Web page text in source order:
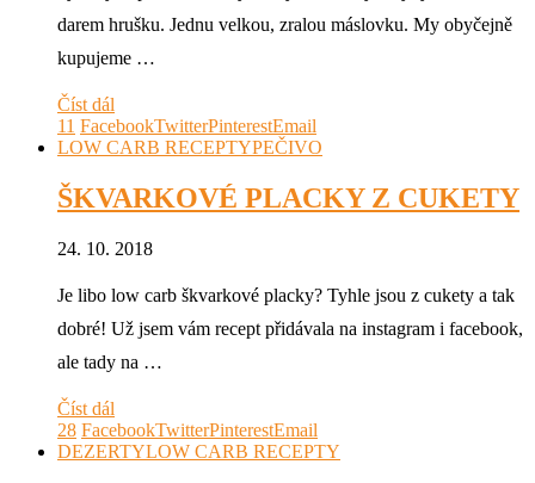
darem hrušku. Jednu velkou, zralou máslovku. My obyčejně
kupujeme …
Číst dál
11 FacebookTwitterPinterestEmail
LOW CARB RECEPTYPEČIVO
ŠKVARKOVÉ PLACKY Z CUKETY
24. 10. 2018
Je libo low carb škvarkové placky? Tyhle jsou z cukety a tak
dobré! Už jsem vám recept přidávala na instagram i facebook,
ale tady na …
Číst dál
28 FacebookTwitterPinterestEmail
DEZERTYLOW CARB RECEPTY